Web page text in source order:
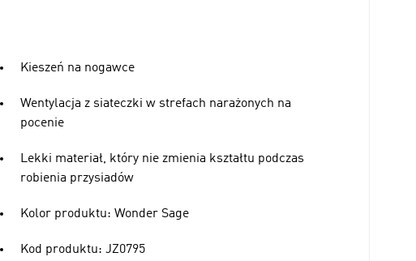
Kieszeń na nogawce
Wentylacja z siateczki w strefach narażonych na
pocenie
Lekki materiał, który nie zmienia kształtu podczas
robienia przysiadów
Kolor produktu: Wonder Sage
Kod produktu: JZ0795